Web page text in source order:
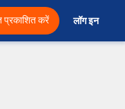
प्रकाशित करें लॉग इन